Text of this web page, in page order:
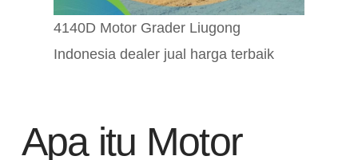
4140D Motor Grader Liugong
Indonesia dealer jual harga terbaik
Apa itu Motor